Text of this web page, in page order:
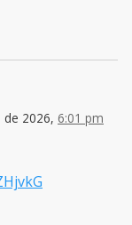
2026, 6:01 pm